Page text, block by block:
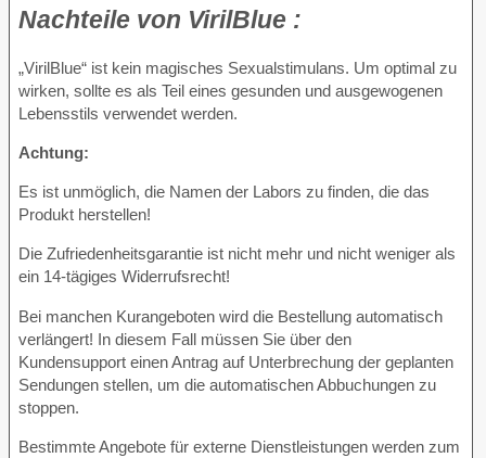
Nachteile von VirilBlue :
„VirilBlue“ ist kein magisches Sexualstimulans. Um optimal zu
wirken, sollte es als Teil eines gesunden und ausgewogenen
Lebensstils verwendet werden.
Achtung:
Es ist unmöglich, die Namen der Labors zu finden, die das
Produkt herstellen!
Die Zufriedenheitsgarantie ist nicht mehr und nicht weniger als
ein 14-tägiges Widerrufsrecht!
Bei manchen Kurangeboten wird die Bestellung automatisch
verlängert! In diesem Fall müssen Sie über den
Kundensupport einen Antrag auf Unterbrechung der geplanten
Sendungen stellen, um die automatischen Abbuchungen zu
stoppen.
Bestimmte Angebote für externe Dienstleistungen werden zum